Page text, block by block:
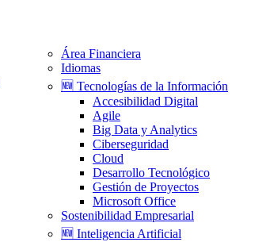
Área Financiera
Idiomas
🆕 Tecnologías de la Información
Accesibilidad Digital
Agile
Big Data y Analytics
Ciberseguridad
Cloud
Desarrollo Tecnológico
Gestión de Proyectos
Microsoft Office
Sostenibilidad Empresarial
🆕 Inteligencia Artificial